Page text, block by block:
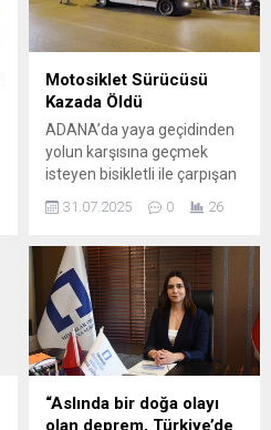
boyunca vatandaşların
hijyenik ortamlarda
ibadetlerini yerine
getirmeleri için gösterdiği
titiz çalışmayı, bayram
Kurban kesim alanlarında
oluşan atıklar özenle
toplanarak, alanlar yıkanıp
dezenfekte edildi. Ekipler,...
Motosiklet Sürücüsü
Kazada Öldü
ADANA’da yaya geçidinden
yolun karşısına geçmek
isteyen bisikletli ile çarpışan
Okumuş, hayatını kaybetti.
merkez Seyhan ilçesi
Gürselpaşa Mahallesi Ali
Bozdoğanoğlu Bulvarı’nda
meydana geldi. Fırat
Okumuş yönetimindeki 01
AOZ 754 plakalı motosiklet,
yaya geçidinden yolun
karşısına geçmek isteyen,
31.07.2025 0 26
“Aslında bir doğa olayı
olan deprem, Türkiye’de